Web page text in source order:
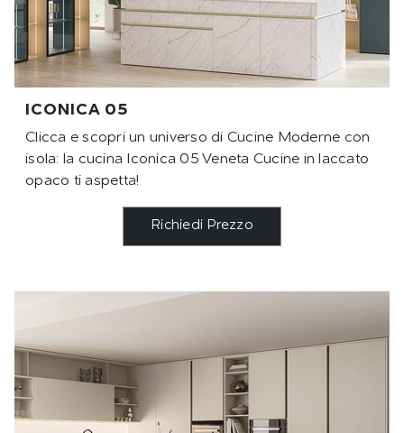
ICONICA 05
Clicca e scopri un universo di Cucine Moderne con
isola: la cucina Iconica 05 Veneta Cucine in laccato
opaco ti aspetta!
Richiedi Prezzo